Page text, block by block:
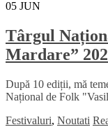
05 JUN
Târgul
Mardare”
După 10 ediții, mă
Național de Folk
Festivaluri, Noutati